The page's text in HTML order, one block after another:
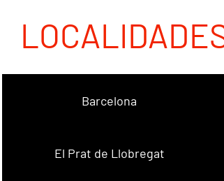
Barcelona
El Prat de Llobregat